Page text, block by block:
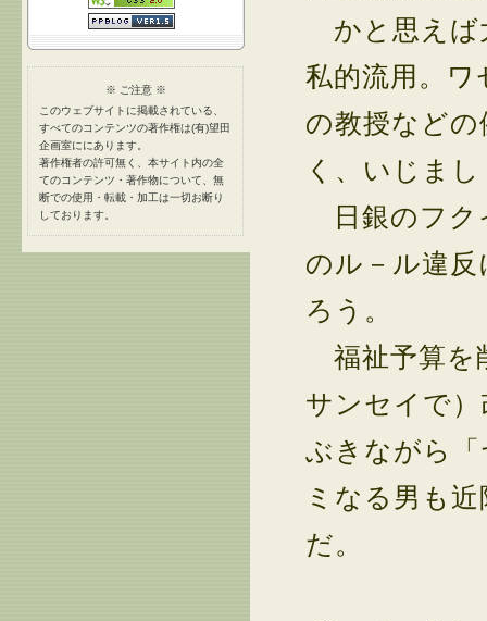
かと思えば
私的流用。ワ
の教授など
く、いじま
日銀のフク
のル－ル違
ろう。
福祉予算を
サンセイで
ぶきながら
ミなる男も
だ。
※ ご注意 ※
このウェブサイトに掲載されている、
すべてのコンテンツの著作権は(有)望田
企画室ににあります。
著作権者の許可無く、本サイト内の全
てのコンテンツ・著作物について、無
断での使用・転載・加工は一切お断り
しております。